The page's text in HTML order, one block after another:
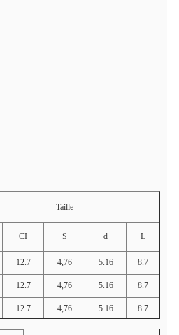
Taille
CI S d L
12.7 4,76 5.16 8.7
12.7 4,76 5.16 8.7
12.7 4,76 5.16 8.7